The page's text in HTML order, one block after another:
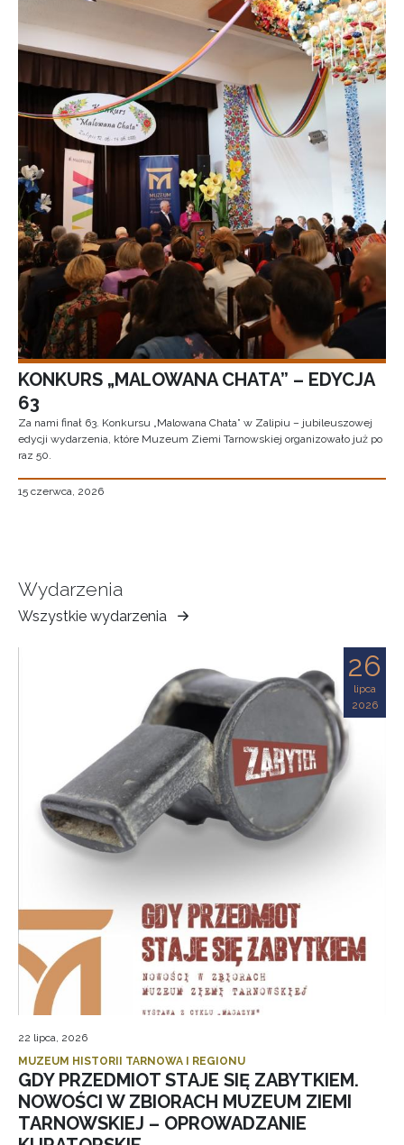
KONKURS „MALOWANA CHATA” – EDYCJA
63
Za nami finał 63. Konkursu „Malowana Chata” w Zalipiu – jubileuszowej
edycji wydarzenia, które Muzeum Ziemi Tarnowskiej organizowało już po
raz 50.
15 czerwca, 2026
Wydarzenia
Wszystkie wydarzenia
Muzeum
Ziemi
26
lipca
2026
22 lipca, 2026
MUZEUM HISTORII TARNOWA I REGIONU
GDY PRZEDMIOT STAJE SIĘ ZABYTKIEM.
NOWOŚCI W ZBIORACH MUZEUM ZIEMI
TARNOWSKIEJ – OPROWADZANIE